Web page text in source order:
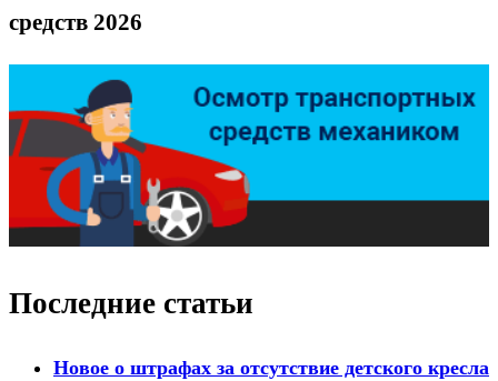
средств 2026
Последние статьи
Новое о штрафах за отсутствие детского кресла